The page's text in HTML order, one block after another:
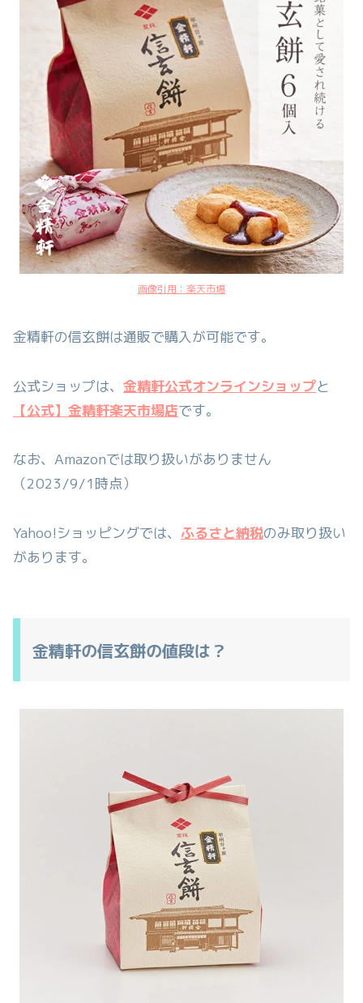
画像引用：楽天市場
金精軒の信玄餅は通販で購入が可能です。
公式ショップは、 金精軒公式オンラインショップと
【公式】金精軒楽天市場店です。
なお、Amazonでは取り扱いがありません
（2023/9/1時点）
Yahoo!ショッピングでは、 ふるさと納税のみ取り扱い
があります。
金精軒の信玄餅の値段は？